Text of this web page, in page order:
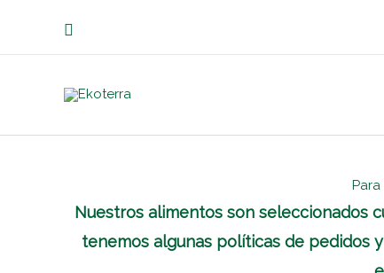
contenido
Buscar
Para
Nuestros alimentos son seleccionados
tenemos algunas políticas de pedidos